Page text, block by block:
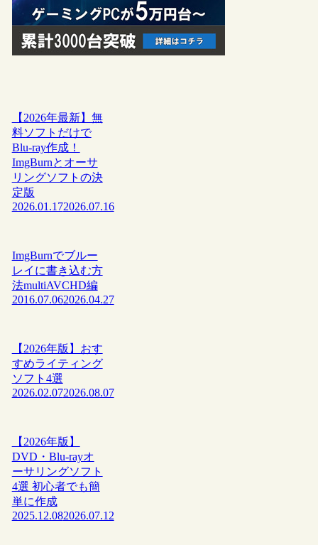
【2026年最新】無
料ソフトだけで
Blu-ray作成！
ImgBurnとオーサ
リングソフトの決
定版
2026.01.172026.07.16
ImgBurnでブルー
レイに書き込む方
法multiAVCHD編
2016.07.062026.04.27
【2026年版】おす
すめライティング
ソフト4選
2026.02.072026.08.07
【2026年版】
DVD・Blu-rayオ
ーサリングソフト
4選 初心者でも簡
単に作成
2025.12.082026.07.12